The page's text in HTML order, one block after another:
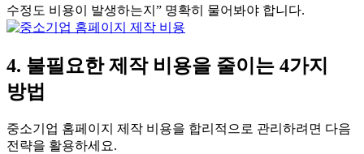
수정도 비용이 발생하는지” 명확히 물어봐야 합니다.
4. 불필요한 제작 비용을 줄이는 4가지
방법
중소기업 홈페이지 제작 비용을 합리적으로 관리하려면 다음
전략을 활용하세요.